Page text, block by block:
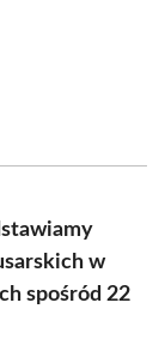
w
spośród 22